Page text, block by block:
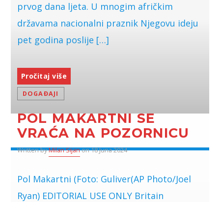
prvog dana ljeta. U mnogim afričkim
državama nacionalni praznik Njegovu ideju
pet godina poslije […]
Pročitaj više
DOGAĐAJI
POL MAKARTNI SE
VRAĆA NA POZORNICU
Written byMilan Sijanon 18 Juna 2024
Pol Makartni (Foto: Guliver(AP Photo/Joel
Ryan) EDITORIAL USE ONLY Britain